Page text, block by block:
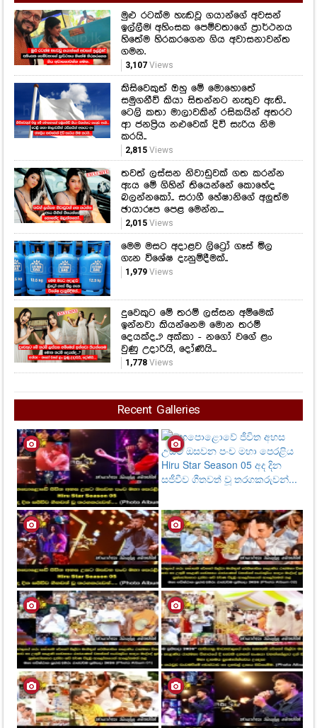
මුළු රටක්ම හැඬවූ ගයාන්ගේ අවසන්
ඉල්ලීම! අහිංසක පෙම්වතාගේ ප්‍රාර්ථනය
හිතේම හිරකරගෙන ගිය අවාසනාවන්ත
ගමන.
3,107Views
කිසිවෙකුත් ඔහු මේ මොහොතේ
සමුගනීවි කියා සිතන්නට නැතුව ඇති..
ටෙලි කතා මාලාවකින් රසිකයින් අතරට
ආ ජනප්‍රිය නළුවෙක් දිවි සැරිය නිම
කරයි..
2,815Views
තවත් ලස්සන නිවාඩුවක් ගත කරන්න
ඇය මේ ගිහින් තියෙන්නේ කොහේද
බලන්නකෝ.. සරාගී හේෂානිගේ අලුත්ම
ඡායාරූප පෙළ මෙන්න....
2,015Views
මෙම මසට අදාළව ලිට්‍රෝ ගෑස් මිල
ගැන විශේෂ දැනුම්දීමක්..
1,979Views
දුවෙකුට මේ තරම් ලස්සන අම්මෙක්
ඉන්නවා කියන්නෙම මොන තරම්
දෙයක්ද..? අක්කා - නගෝ වගේ ළං
වුණු උදාරියි, දෝණියි...
1,778Views
Recent Galleries